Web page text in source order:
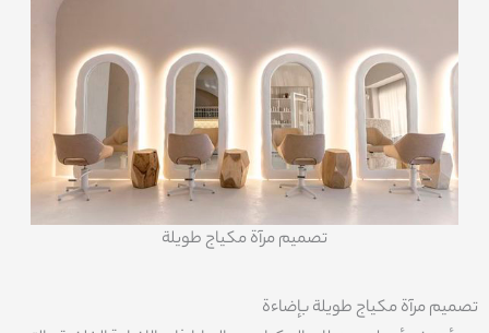
تصميم مرآة مكياج طويلة
تصميم مرآة مكياج طويلة بإضاءة